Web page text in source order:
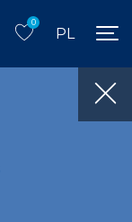
0
PL